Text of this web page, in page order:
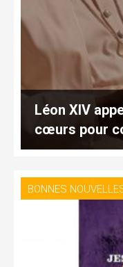
Léon XIV
cœurs pour
BONNES